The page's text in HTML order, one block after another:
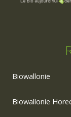
Biowallonie
Biowallonie